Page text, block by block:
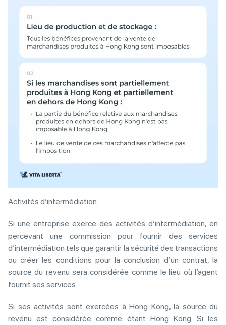
Activités d’intermédiation
Si une entreprise exerce des activités d’intermédiation, en
percevant une commission pour fournir des services
d’intermédiation tels que garantir la sécurité des transactions
ou créer les conditions pour la conclusion d’un contrat, la
source du revenu sera considérée comme le lieu où l’agent
fournit ses services.
Si ses activités sont exercées à Hong Kong, la source du
revenu est considérée comme étant Hong Kong. Si les